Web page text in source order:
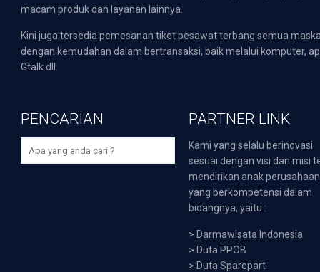
macam produk dan layanan lainnya.
Kini juga tersedia pemesanan tiket pesawat terbang semua
dengan kemudahan dalam bertransaksi, baik melalui komputer,
Gtalk dll.
PENCARIAN PARTNER LINK
Kami yang selalu berinovasi
sesuai dengan visi dan misi
mendirikan anak perusahaan
yang berkompetensi dalam
bidangnya, yaitu :
> Darmawisata Indonesia
> Duta PPOB
> Duta Sparepart